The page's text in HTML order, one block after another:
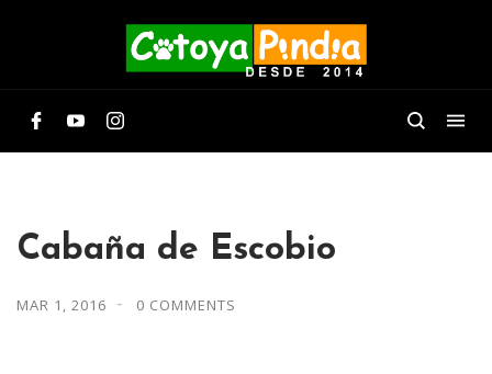
Cabaña de Escobio
MAR 1, 2016 0 COMMENTS